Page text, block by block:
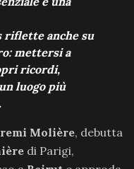
anche su
mettersi a
ricordi,
luogo più
Molière, debutta
di Parigi,